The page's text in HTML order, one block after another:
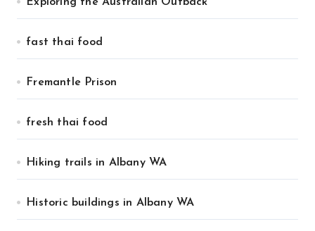
fast thai food
Fremantle Prison
fresh thai food
Hiking trails in Albany WA
Historic buildings in Albany WA